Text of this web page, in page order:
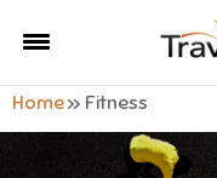
Home» Fitness